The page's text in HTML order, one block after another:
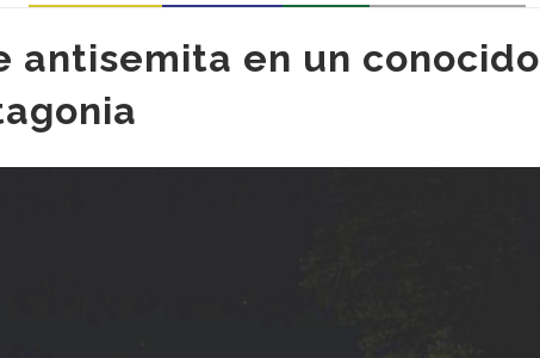
antisemita en un conocido